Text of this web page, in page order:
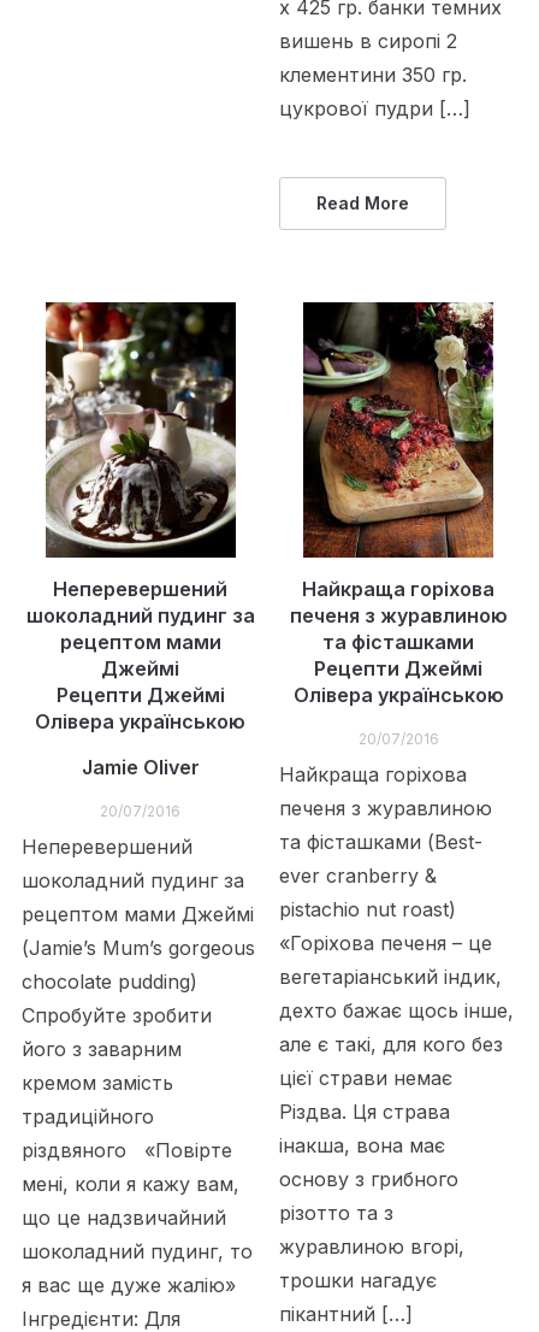
х 425 гр. банки темних
вишень в сиропі 2
клементини 350 гр.
цукрової пудри […]
Read More
Неперевершений
шоколадний пудинг за
рецептом мами
Джеймі
Рецепти Джеймі
Олівера українською
Jamie Oliver
20/07/2016
Неперевершений
шоколадний пудинг за
рецептом мами Джеймі
(Jamie’s Mum’s gorgeous
chocolate pudding)
Спробуйте зробити
його з заварним
кремом замість
традиційного
різдвяного «Повірте
мені, коли я кажу вам,
що це надзвичайний
шоколадний пудинг, то
я вас ще дуже жалію»
Інгредієнти: Для
Найкраща горіхова
печеня з журавлиною
та фісташками
Рецепти Джеймі
Олівера українською
20/07/2016
Найкраща горіхова
печеня з журавлиною
та фісташками (Best-
ever cranberry &
pistachio nut roast)
«Горіхова печеня – це
вегетаріанський індик,
дехто бажає щось інше,
але є такі, для кого без
цієї страви немає
Різдва. Ця страва
інакша, вона має
основу з грибного
різотто та з
журавлиною вгорі,
трошки нагадує
пікантний […]